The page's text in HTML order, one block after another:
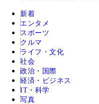
新着
エンタメ
スポーツ
クルマ
ライフ・文化
社会
政治・国際
経済・ビジネス
IT・科学
写真